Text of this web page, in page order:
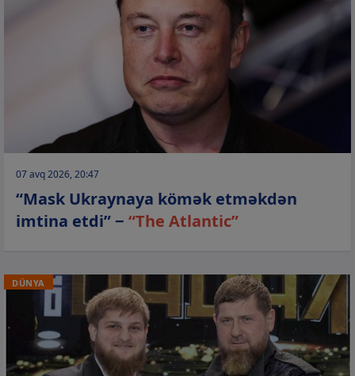
07 avq 2026, 20:47
“Mask Ukraynaya kömək etməkdən
imtina etdi” − “The Atlantic”
DÜNYA